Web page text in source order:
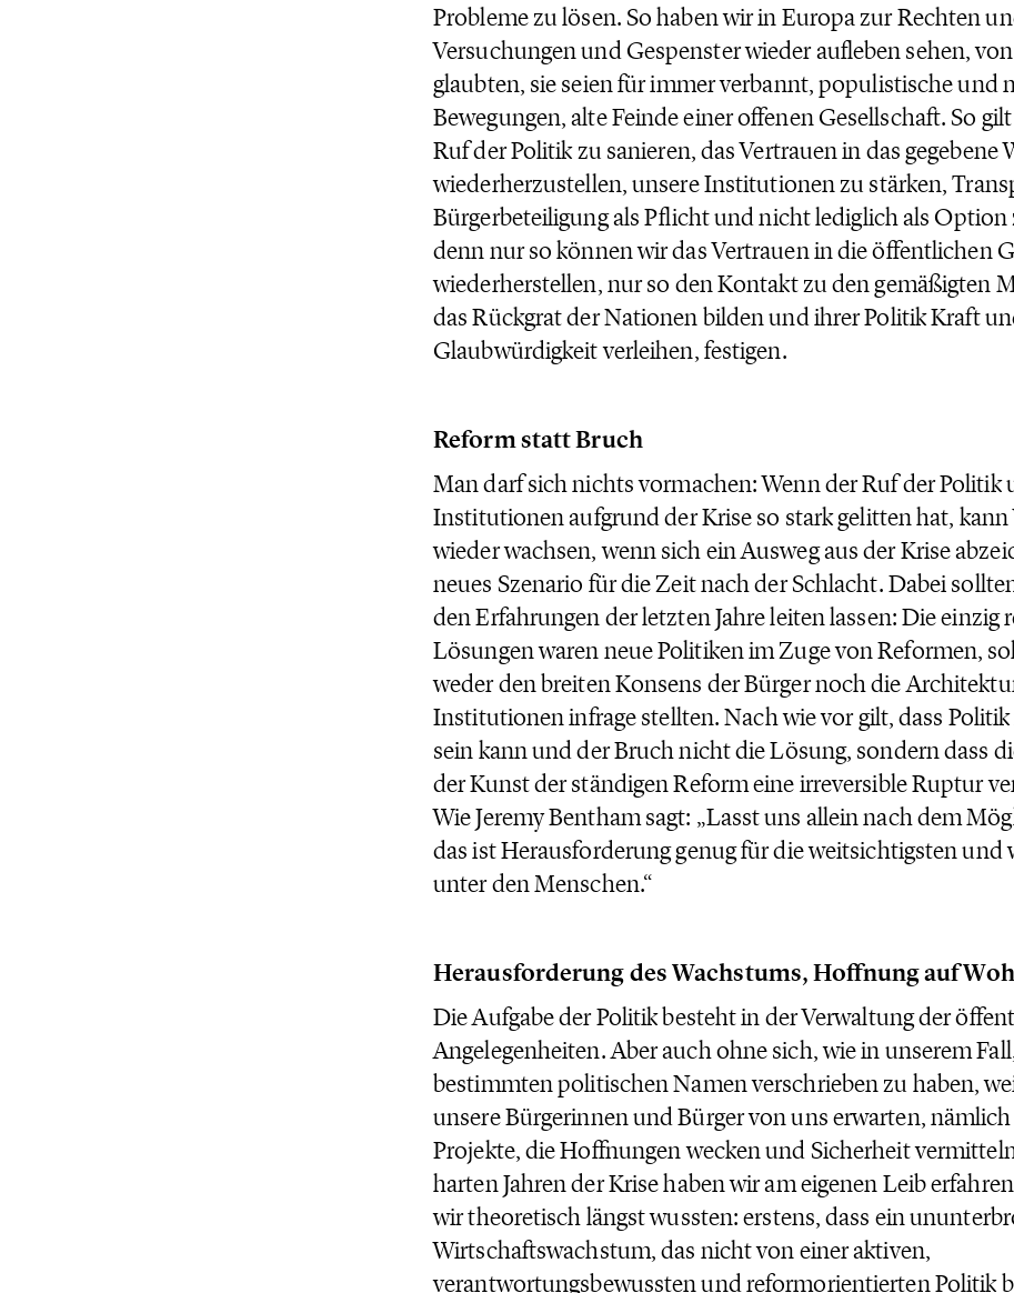
Probleme zu lösen. So haben wir in Europa zur Rechten
Versuchungen und Gespenster wieder aufleben sehen,
glaubten, sie seien für immer verbannt, populistische und
Bewegungen, alte Feinde einer offenen Gesellschaft. So
Ruf der Politik zu sanieren, das Vertrauen in das gegebene
wiederherzustellen, unsere Institutionen zu stärken,
Bürgerbeteiligung als Pflicht und nicht lediglich als Option
denn nur so können wir das Vertrauen in die öffentlichen
wiederherstellen, nur so den Kontakt zu den gemäßigten
das Rückgrat der Nationen bilden und ihrer Politik Kraft
Glaubwürdigkeit verleihen, festigen.
Reform statt Bruch
Man darf sich nichts vormachen: Wenn der Ruf der Politik
Institutionen aufgrund der Krise so stark gelitten hat, kann
wieder wachsen, wenn sich ein Ausweg aus der Krise
neues Szenario für die Zeit nach der Schlacht. Dabei
den Erfahrungen der letzten Jahre leiten lassen: Die einzig
Lösungen waren neue Politiken im Zuge von Reformen,
weder den breiten Konsens der Bürger noch die
Institutionen infrage stellten. Nach wie vor gilt, dass
sein kann und der Bruch nicht die Lösung, sondern dass
der Kunst der ständigen Reform eine irreversible Ruptur
Wie Jeremy Bentham sagt: „Lasst uns allein nach dem
das ist Herausforderung genug für die weitsichtigsten und
unter den Menschen.“
Herausforderung des Wachstums, Hoffnung auf
Die Aufgabe der Politik besteht in der Verwaltung der
Angelegenheiten. Aber auch ohne sich, wie in unserem
bestimmten politischen Namen verschrieben zu haben,
unsere Bürgerinnen und Bürger von uns erwarten,
Projekte, die Hoffnungen wecken und Sicherheit
harten Jahren der Krise haben wir am eigenen Leib
wir theoretisch längst wussten: erstens, dass ein
Wirtschaftswachstum, das nicht von einer aktiven,
verantwortungsbewussten und reformorientierten Politik